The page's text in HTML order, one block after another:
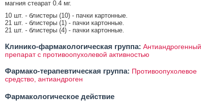
магния стеарат 0.4 мг.
10 шт. - блистеры (10) - пачки картонные.
21 шт. - блистеры (1) - пачки картонные.
21 шт. - блистеры (4) - пачки картонные.
Клинико-фармакологическая группа: Антиандрогенный
препарат с противоопухолевой активностью
Фармако-терапевтическая группа: Противоопухолевое
средство, антиандроген
Фармакологическое действие